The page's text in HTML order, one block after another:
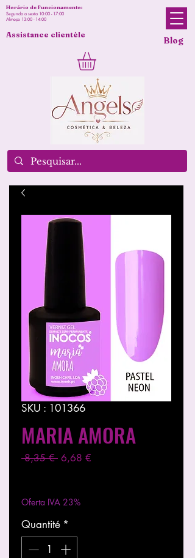
Blog
Horário de Funcionamento:
Segunda a sexta 10:00 - 17:00
Almoço 13:00 - 14:00
Assistance clientèle
SKU : 101366
MARIA AMORA
8,35 € Prix
6,68 €
Oferta IVA 23%
Quantité *